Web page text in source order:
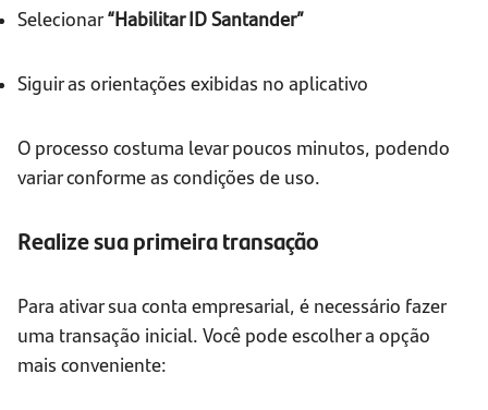
Selecionar“Habilitar ID Santander”
Siguir as orientações exibidas no aplicativo
O processo costuma levar poucos minutos, podendo
variar conforme as condições de uso.
Realize sua primeira transação
Para ativar sua conta empresarial, é necessário fazer
uma transação inicial. Você pode escolher a opção
mais conveniente: